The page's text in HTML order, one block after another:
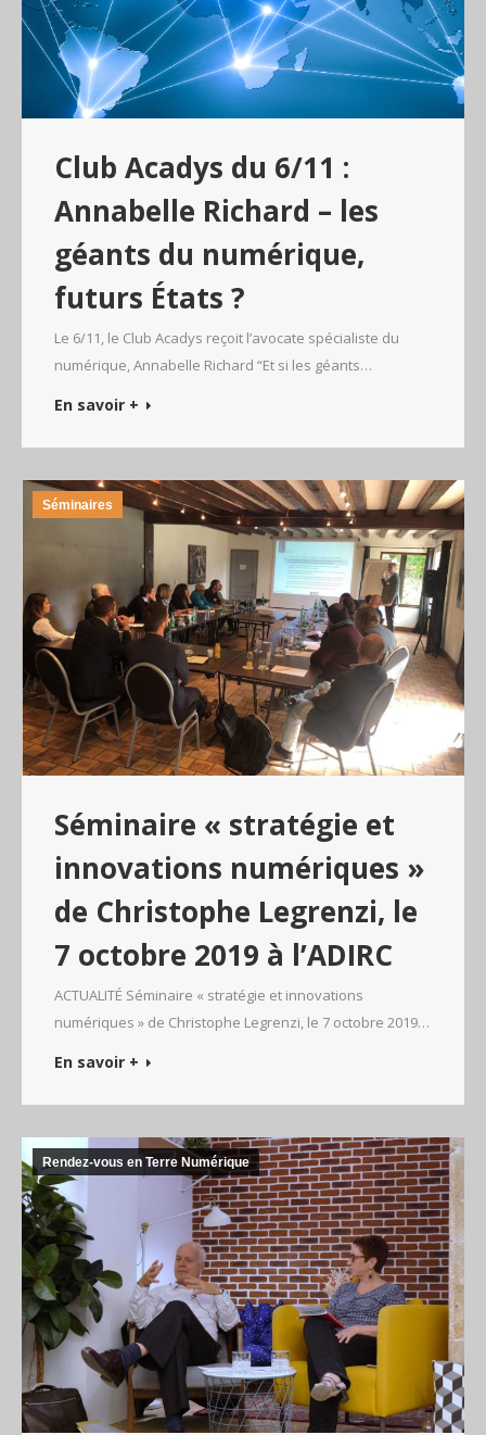
Club Acadys du 6/11 :
Annabelle Richard – les
géants du numérique,
futurs États ?
Le 6/11, le Club Acadys reçoit l’avocate spécialiste du
numérique, Annabelle Richard “Et si les géants…
En savoir +
Séminaires
Séminaire « stratégie et
innovations numériques »
de Christophe Legrenzi, le
7 octobre 2019 à l’ADIRC
ACTUALITÉ Séminaire « stratégie et innovations
numériques » de Christophe Legrenzi, le 7 octobre 2019…
En savoir +
Rendez-vous en Terre Numérique